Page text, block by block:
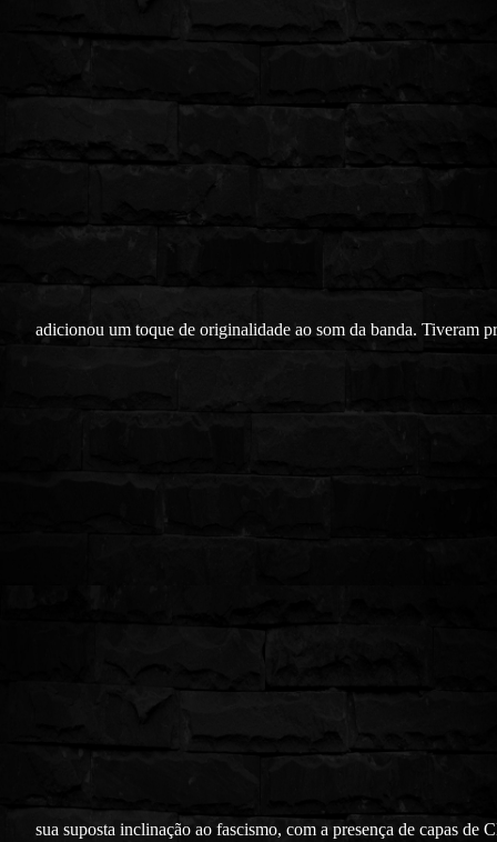
adicionou um toque de originalidade ao som da banda. Tiveram
sua suposta inclinação ao fascismo, com a presença de capas de